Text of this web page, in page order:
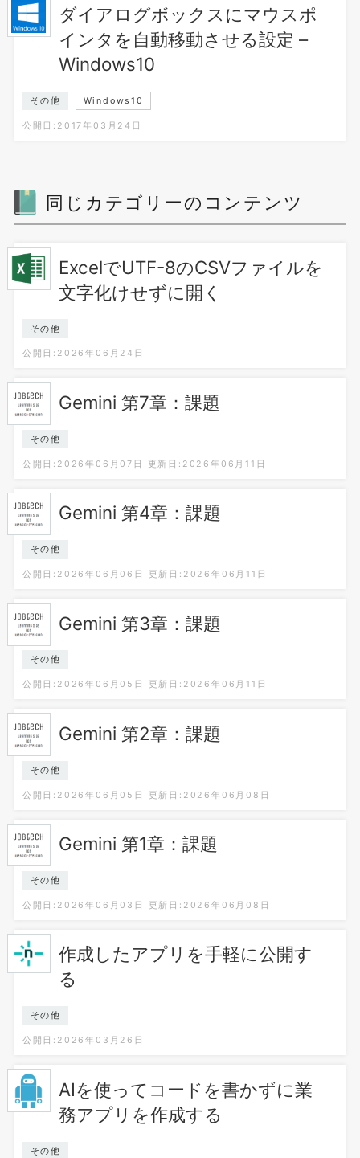
ダイアログボックスにマウスポ
インタを自動移動させる設定 –
Windows10
その他 Windows10
公開日:2017年03月24日
同じカテゴリーのコンテンツ
ExcelでUTF-8のCSVファイルを
文字化けせずに開く
その他
公開日:2026年06月24日
Gemini 第7章：課題
その他
公開日:2026年06月07日 更新日:2026年06月11日
Gemini 第4章：課題
その他
公開日:2026年06月06日 更新日:2026年06月11日
Gemini 第3章：課題
その他
公開日:2026年06月05日 更新日:2026年06月11日
Gemini 第2章：課題
その他
公開日:2026年06月05日 更新日:2026年06月08日
Gemini 第1章：課題
その他
公開日:2026年06月03日 更新日:2026年06月08日
作成したアプリを手軽に公開す
る
その他
公開日:2026年03月26日
AIを使ってコードを書かずに業
務アプリを作成する
その他